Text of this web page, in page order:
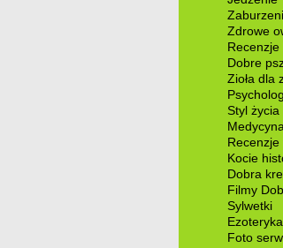
Zdrowe
Recenzje
Dobre
Zioła dla
Styl życia
Recenzje
Kocie
Dobra
Filmy
Sylwetki
Ezoteryka
Foto